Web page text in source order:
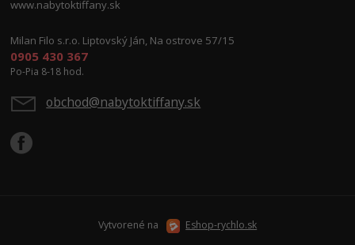
www.nabytoktiffany.sk
Milan Filo s.r.o. Liptovský Ján, Na ostrove 57/15
0905 430 367
Po-Pia 8-18 hod.
obchod@nabytoktiffany.sk
Vytvorené na Eshop-rychlo.sk